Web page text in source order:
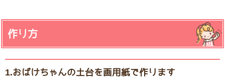
作り方
1.おばけちゃんの土台を画用紙で作ります